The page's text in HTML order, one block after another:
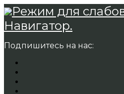
Режим для
Навигатор.
Подпишитесь на нас: